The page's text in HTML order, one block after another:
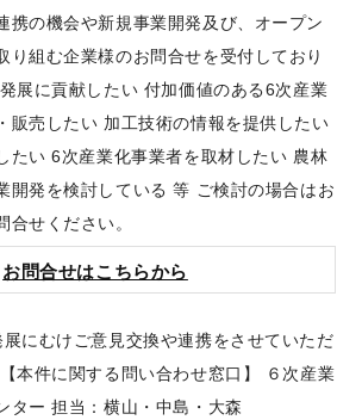
携の機会や新規事業開発及び、オープン
り組む企業様のお問合せを受付しており
展に貢献したい 付加価値のある6次産業
販売したい 加工技術の情報を提供したい
たい 6次産業化事業者を取材したい 農林
開発を検討している 等 ご検討の場合はお
合せください。
お問合せはこちらから
にむけご意見交換や連携をさせていただ
本件に関する問い合わせ窓口】 ６次産業
ター 担当：横山・中島・大森